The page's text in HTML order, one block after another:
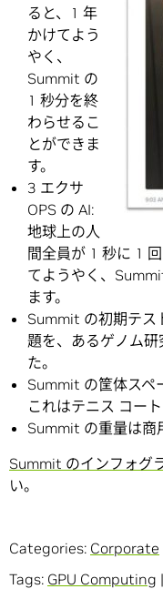
ると、1 年
かけてよう
やく、
Summit の
1 秒分を終
わらせるこ
とができま
す。
3 エクサ
OPS の AI:
地球上の人
間全員が 1 秒に 1
てようやく、
ます。
Summit の初期テス
題を、あるゲノム
た。
Summit の筐体スペ
これはテニス コー
Summit の重量は商
Summit のインフォグ
い。
Categories: Corporate
Tags: GPU Computing |